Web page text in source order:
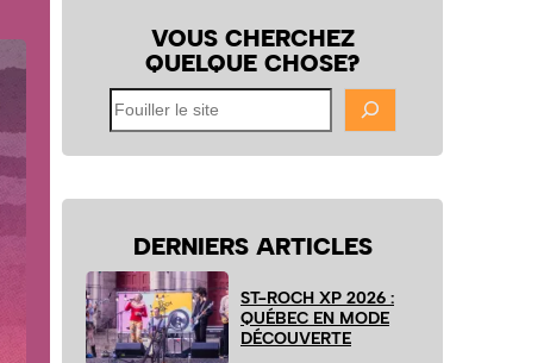
VOUS CHERCHEZ
QUELQUE CHOSE?
Fouiller
le
site
DERNIERS ARTICLES
ST-ROCH XP 2026 :
QUÉBEC EN MODE
DÉCOUVERTE